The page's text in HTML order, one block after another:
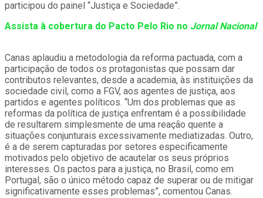
participou do painel “Justiça e Sociedade”.
Assista à cobertura do Pacto Pelo Rio no Jornal Nacional
Canas aplaudiu a metodologia da reforma pactuada, com a
participação de todos os protagonistas que possam dar
contributos relevantes, desde a academia, às instituições da
sociedade civil, como a FGV, aos agentes de justiça, aos
partidos e agentes políticos. “Um dos problemas que as
reformas da política de justiça enfrentam é a possibilidade
de resultarem simplesmente de uma reação quente a
situações conjunturais excessivamente mediatizadas. Outro,
é a de serem capturadas por setores especificamente
motivados pelo objetivo de acautelar os seus próprios
interesses. Os pactos para a justiça, no Brasil, como em
Portugal, são o único método capaz de superar ou de mitigar
significativamente esses problemas”, comentou Canas.